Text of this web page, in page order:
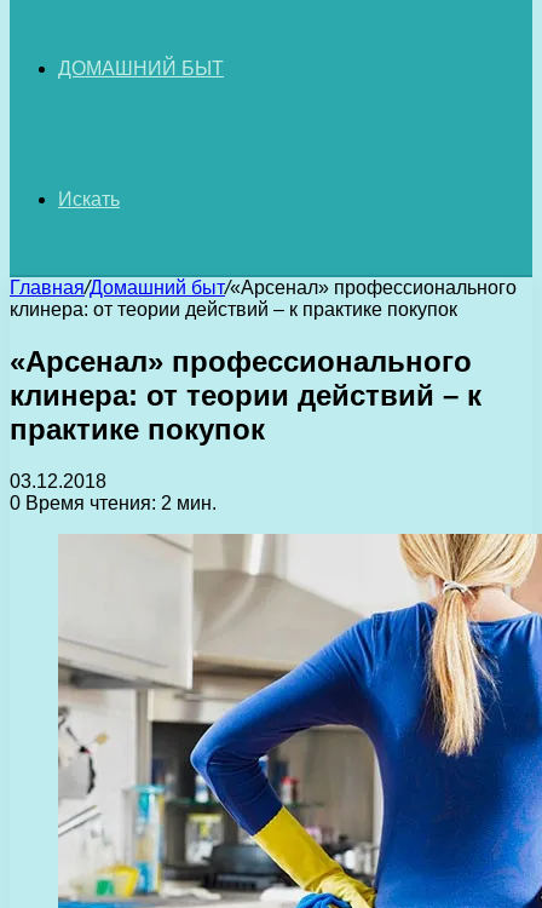
ДОМАШНИЙ БЫТ
Искать
Главная/Домашний быт/«Арсенал» профессионального
клинера: от теории действий – к практике покупок
«Арсенал» профессионального
клинера: от теории действий – к
практике покупок
03.12.2018
0 Время чтения: 2 мин.